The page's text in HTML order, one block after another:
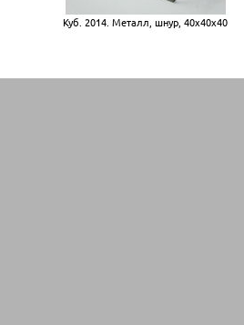
Куб. 2014. Металл, шнур, 40х40х40